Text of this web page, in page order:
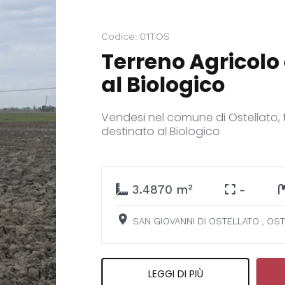
Codice: 01TOS
Terreno
al Biologico
Vendesi nel comune di
destinato al Biologico
3.4870 m² -
SAN GIOVANNI DI OSTELLATO ,
LEGGI DI PIÙ